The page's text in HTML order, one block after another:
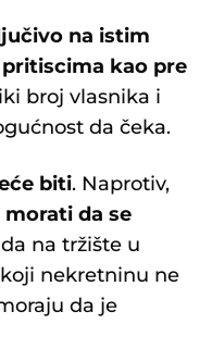
na istim
kao pre
broj vlasnika i
da čeka.
biti. Naprotiv,
morati da se
na tržište u
nekretninu ne
da je